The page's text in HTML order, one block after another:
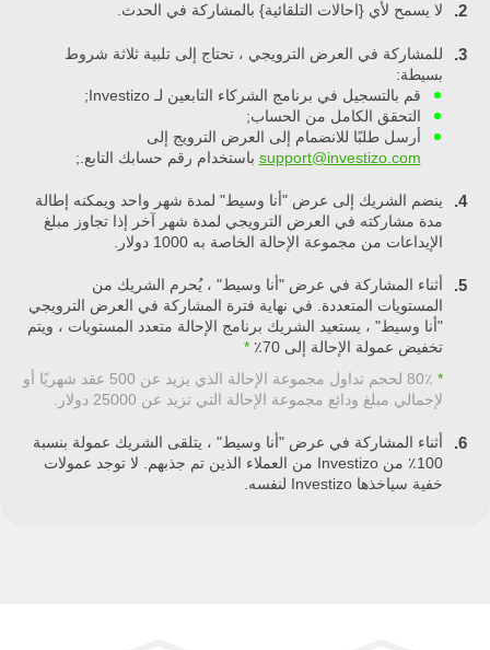
2. لا يسمح لأي {احالات التلقائية} بالمشاركة في الحدث.
3.
للمشاركة في العرض الترويجي ، تحتاج إلى تلبية ثلاثة شروط
بسيطة:
قم بالتسجيل في برنامج الشركاء التابعين لـ Investizo;
التحقق الكامل من الحساب;
أرسل طلبًا للانضمام إلى العرض الترويج إلى
support@investizo.com باستخدام رقم حسابك التابع.;
4.
ينضم الشريك إلى عرض "أنا وسيط" لمدة شهر واحد ويمكنه إطالة
مدة مشاركته في العرض الترويجي لمدة شهر آخر إذا تجاوز مبلغ
الإيداعات من مجموعة الإحالة الخاصة به 1000 دولار.
5.
أثناء المشاركة في عرض "أنا وسيط" ، يُحرم الشريك من
المستويات المتعددة. في نهاية فترة المشاركة في العرض الترويجي
"أنا وسيط" ، يستعيد الشريك برنامج الإحالة متعدد المستويات ، ويتم
تخفيض عمولة الإحالة إلى 70٪
*
*
80٪ لحجم تداول مجموعة الإحالة الذي يزيد عن 500 عقد شهريًا أو
لإجمالي مبلغ ودائع مجموعة الإحالة التي تزيد عن 25000 دولار.
6.
أثناء المشاركة في عرض "أنا وسيط" ، يتلقى الشريك عمولة بنسبة
100٪ من Investizo من العملاء الذين تم جذبهم. لا توجد عمولات
خفية سياخذها Investizo لنفسه.